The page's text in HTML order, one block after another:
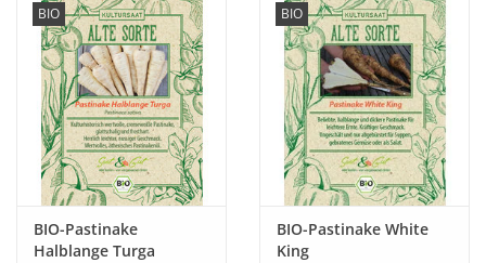
BIO
BIO-Pastinake
Halblange Turga
BIO
BIO-Pastinake White
King